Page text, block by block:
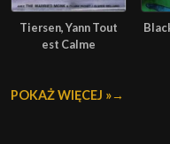
Tiersen, Yann Tout
est Calme
POKAŻ WIĘCEJ »